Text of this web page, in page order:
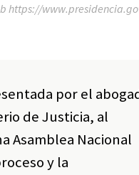
https://
por el
de Justicia, al
Asamblea Nacional
y la